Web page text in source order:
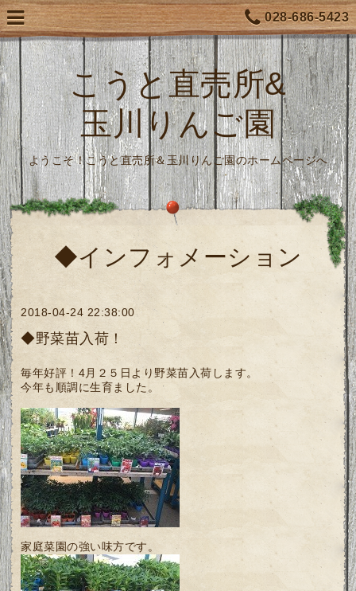
028-686-5423
こうと直売所&
玉川りんご園
ようこそ！こうと直売所＆玉川りんご園のホームページへ
◆インフォメーション
2018-04-24 22:38:00
◆野菜苗入荷！
毎年好評！4月２５日より野菜苗入荷します。
今年も順調に生育ました。
家庭菜園の強い味方です。